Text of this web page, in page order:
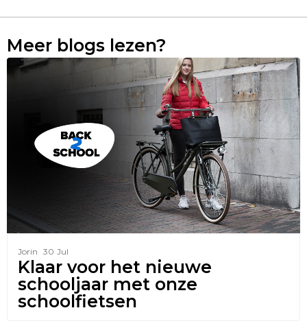
Meer blogs lezen?
Jorin 30 Jul
Klaar voor het nieuwe
schooljaar met onze
schoolfietsen